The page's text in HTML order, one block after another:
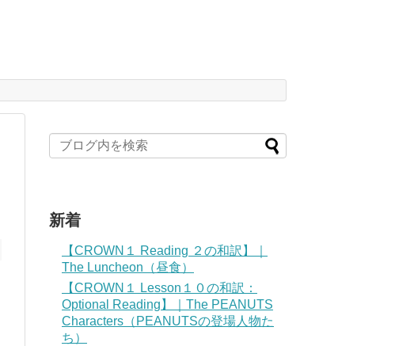
新着
【CROWN１ Reading ２の和訳】｜
The Luncheon（昼食）
【CROWN１ Lesson１０の和訳：
Optional Reading】｜The PEANUTS
Characters（PEANUTSの登場人物た
ち）